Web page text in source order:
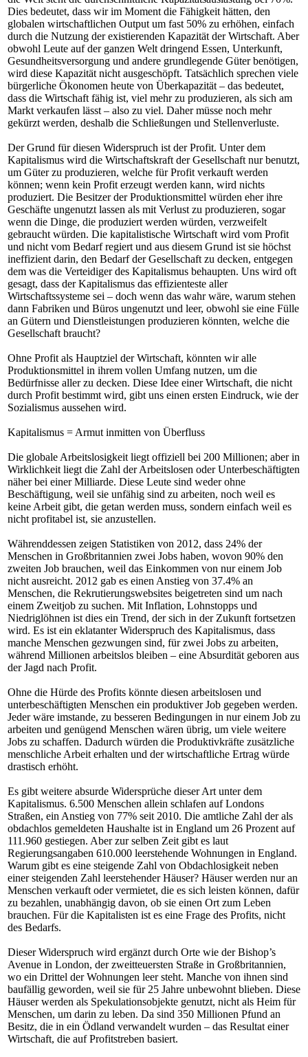
Dies bedeutet, dass wir im Moment die Fähigkeit hätten, den
globalen wirtschaftlichen Output um fast 50% zu erhöhen, einfach
durch die Nutzung der existierenden Kapazität der Wirtschaft. Aber
obwohl Leute auf der ganzen Welt dringend Essen, Unterkunft,
Gesundheitsversorgung und andere grundlegende Güter benötigen,
wird diese Kapazität nicht ausgeschöpft. Tatsächlich sprechen viele
bürgerliche Ökonomen heute von Überkapazität – das bedeutet,
dass die Wirtschaft fähig ist, viel mehr zu produzieren, als sich am
Markt verkaufen lässt – also zu viel. Daher müsse noch mehr
gekürzt werden, deshalb die Schließungen und Stellenverluste.
Der Grund für diesen Widerspruch ist der Profit. Unter dem
Kapitalismus wird die Wirtschaftskraft der Gesellschaft nur benutzt,
um Güter zu produzieren, welche für Profit verkauft werden
können; wenn kein Profit erzeugt werden kann, wird nichts
produziert. Die Besitzer der Produktionsmittel würden eher ihre
Geschäfte ungenutzt lassen als mit Verlust zu produzieren, sogar
wenn die Dinge, die produziert werden würden, verzweifelt
gebraucht würden. Die kapitalistische Wirtschaft wird vom Profit
und nicht vom Bedarf regiert und aus diesem Grund ist sie höchst
ineffizient darin, den Bedarf der Gesellschaft zu decken, entgegen
dem was die Verteidiger des Kapitalismus behaupten. Uns wird oft
gesagt, dass der Kapitalismus das effizienteste aller
Wirtschaftssysteme sei – doch wenn das wahr wäre, warum stehen
dann Fabriken und Büros ungenutzt und leer, obwohl sie eine Fülle
an Gütern und Dienstleistungen produzieren könnten, welche die
Gesellschaft braucht?
Ohne Profit als Hauptziel der Wirtschaft, könnten wir alle
Produktionsmittel in ihrem vollen Umfang nutzen, um die
Bedürfnisse aller zu decken. Diese Idee einer Wirtschaft, die nicht
durch Profit bestimmt wird, gibt uns einen ersten Eindruck, wie der
Sozialismus aussehen wird.
Kapitalismus = Armut inmitten von Überfluss
Die globale Arbeitslosigkeit liegt offiziell bei 200 Millionen; aber in
Wirklichkeit liegt die Zahl der Arbeitslosen oder Unterbeschäftigten
näher bei einer Milliarde. Diese Leute sind weder ohne
Beschäftigung, weil sie unfähig sind zu arbeiten, noch weil es
keine Arbeit gibt, die getan werden muss, sondern einfach weil es
nicht profitabel ist, sie anzustellen.
Währenddessen zeigen Statistiken von 2012, dass 24% der
Menschen in Großbritannien zwei Jobs haben, wovon 90% den
zweiten Job brauchen, weil das Einkommen von nur einem Job
nicht ausreicht. 2012 gab es einen Anstieg von 37.4% an
Menschen, die Rekrutierungswebsites beigetreten sind um nach
einem Zweitjob zu suchen. Mit Inflation, Lohnstopps und
Niedriglöhnen ist dies ein Trend, der sich in der Zukunft fortsetzen
wird. Es ist ein eklatanter Widerspruch des Kapitalismus, dass
manche Menschen gezwungen sind, für zwei Jobs zu arbeiten,
während Millionen arbeitslos bleiben – eine Absurdität geboren aus
der Jagd nach Profit.
Ohne die Hürde des Profits könnte diesen arbeitslosen und
unterbeschäftigten Menschen ein produktiver Job gegeben werden.
Jeder wäre imstande, zu besseren Bedingungen in nur einem Job zu
arbeiten und genügend Menschen wären übrig, um viele weitere
Jobs zu schaffen. Dadurch würden die Produktivkräfte zusätzliche
menschliche Arbeit erhalten und der wirtschaftliche Ertrag würde
drastisch erhöht.
Es gibt weitere absurde Widersprüche dieser Art unter dem
Kapitalismus. 6.500 Menschen allein schlafen auf Londons
Straßen, ein Anstieg von 77% seit 2010. Die amtliche Zahl der als
obdachlos gemeldeten Haushalte ist in England um 26 Prozent auf
111.960 gestiegen. Aber zur selben Zeit gibt es laut
Regierungsangaben 610.000 leerstehende Wohnungen in England.
Warum gibt es eine steigende Zahl von Obdachlosigkeit neben
einer steigenden Zahl leerstehender Häuser? Häuser werden nur an
Menschen verkauft oder vermietet, die es sich leisten können, dafür
zu bezahlen, unabhängig davon, ob sie einen Ort zum Leben
brauchen. Für die Kapitalisten ist es eine Frage des Profits, nicht
des Bedarfs.
Dieser Widerspruch wird ergänzt durch Orte wie der Bishop’s
Avenue in London, der zweitteuersten Straße in Großbritannien,
wo ein Drittel der Wohnungen leer steht. Manche von ihnen sind
baufällig geworden, weil sie für 25 Jahre unbewohnt blieben. Diese
Häuser werden als Spekulationsobjekte genutzt, nicht als Heim für
Menschen, um darin zu leben. Da sind 350 Millionen Pfund an
Besitz, die in ein Ödland verwandelt wurden – das Resultat einer
Wirtschaft, die auf Profitstreben basiert.